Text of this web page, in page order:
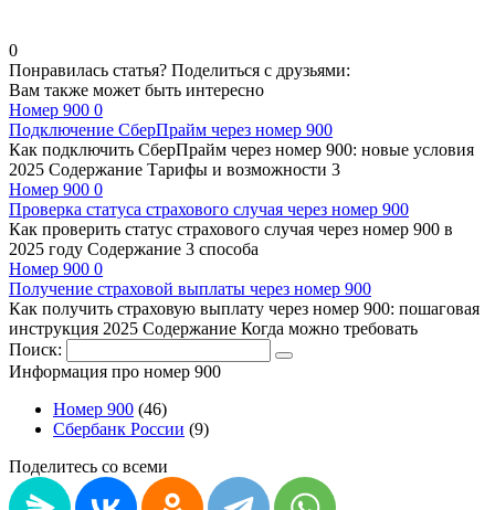
0
Понравилась статья? Поделиться с друзьями:
Вам также может быть интересно
Номер 900 0
Подключение СберПрайм через номер 900
Как подключить СберПрайм через номер 900: новые условия
2025 Содержание Тарифы и возможности 3
Номер 900 0
Проверка статуса страхового случая через номер 900
Как проверить статус страхового случая через номер 900 в
2025 году Содержание 3 способа
Номер 900 0
Получение страховой выплаты через номер 900
Как получить страховую выплату через номер 900: пошаговая
инструкция 2025 Содержание Когда можно требовать
Поиск:
Информация про номер 900
Номер 900 (46)
Сбербанк России (9)
Поделитесь со всеми